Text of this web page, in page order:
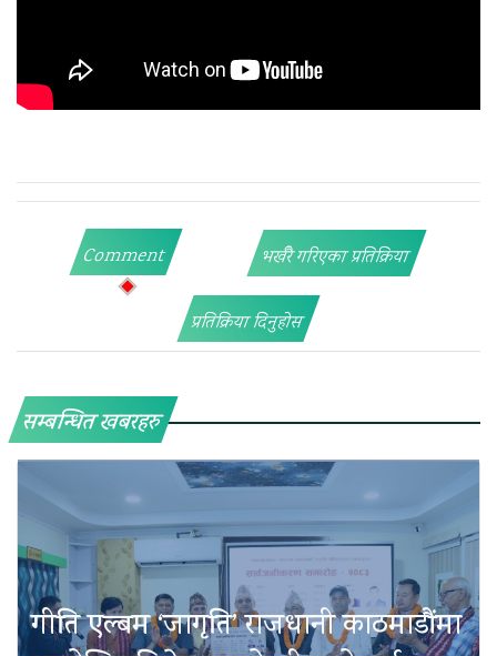
Comment भर्खरै गरिएका प्रतिक्रिया
प्रतिक्रिया दिनुहोस
सम्बन्धित खबरहरु
गीति एल्बम ‘जागृति’ राजधानी काठमाडौंमा